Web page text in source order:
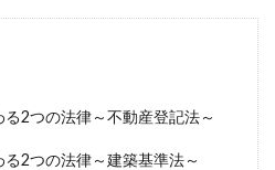
ログの意見も参考に
2つの法律～不動産登記法～
2つの法律～建築基準法～